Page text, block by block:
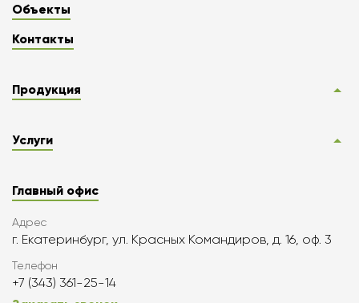
Объекты
Контакты
Продукция
Услуги
Главный офис
Адрес
г. Екатеринбург, ул. Красных Командиров, д. 16, оф. 3
Телефон
+7 (343) 361-25-14